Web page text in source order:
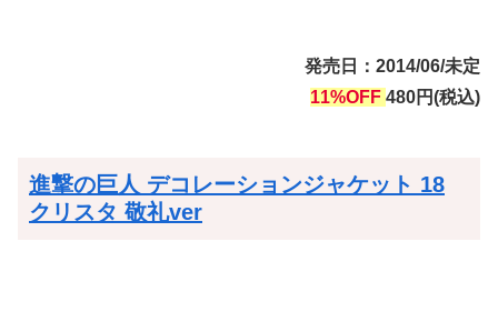
発売日：2014/06/未定
11%OFF 480円(税込)
進撃の巨人 デコレーションジャケット 18
クリスタ 敬礼ver